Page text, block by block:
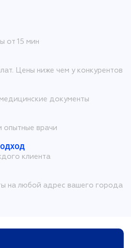
от 15 мин
Цены ниже чем у конкурентов
документы
опытные врачи
клиента
на любой адрес вашего города